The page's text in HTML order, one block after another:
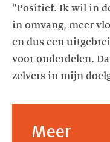
“Positief. Ik wil in
in omvang, meer
en dus een
voor onderdelen.
zelvers in mijn
Meer